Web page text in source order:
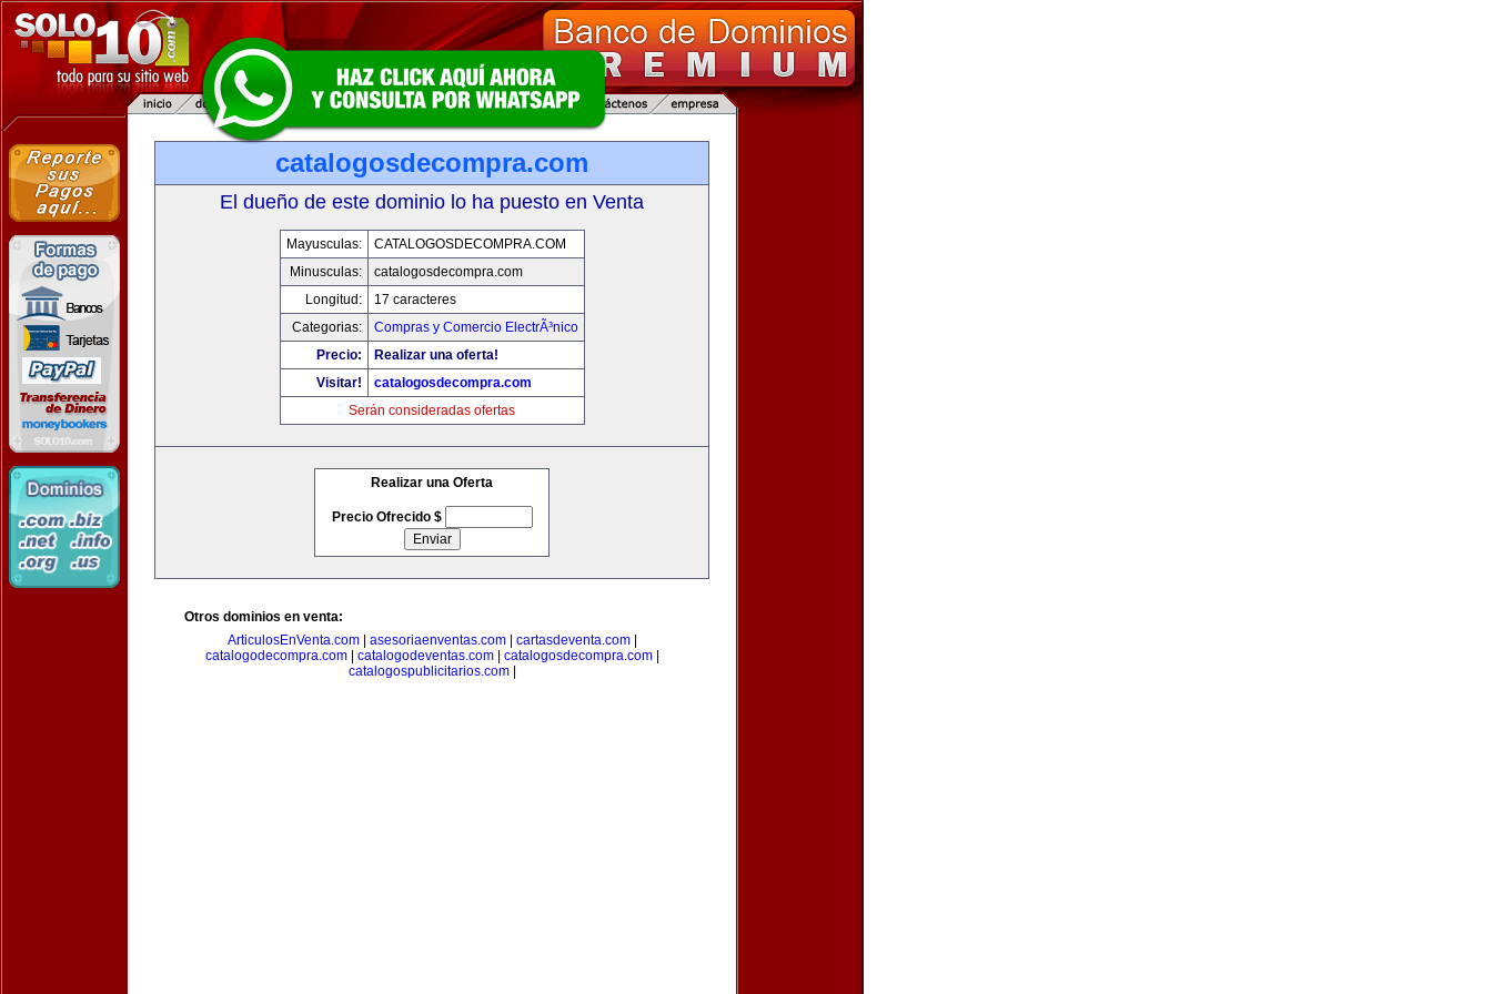
catalogosdecompra.com
El dueño de este dominio lo ha puesto en Venta
Mayusculas:
CATALOGOSDECOMPRA.COM
Minusculas:
catalogosdecompra.com
Longitud:
17 caracteres
Categorias:
Compras y Comercio ElectrÃ³nico
Precio:
Realizar una oferta!
Visitar!
catalogosdecompra.com
Serán consideradas ofertas
Realizar una Oferta
Precio Ofrecido $
Otros dominios en venta:
ArticulosEnVenta.com| asesoriaenventas.com| cartasdeventa.com|
catalogodecompra.com| catalogodeventas.com| catalogosdecompra.com|
catalogospublicitarios.com|